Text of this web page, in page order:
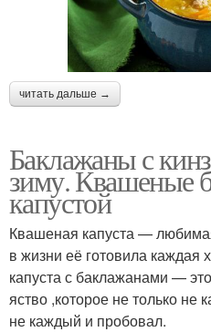
читать дальше →
Баклажаны с
зиму. Квашеные
капустой
Квашеная капуста —
в жизни её готовила каждая
капуста с баклажанами —
яство ,которое не только не
не каждый и пробовал.